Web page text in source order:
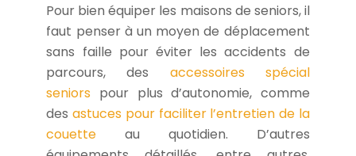
Pour bien équiper les maisons de seniors, il
faut penser à un moyen de déplacement
sans faille pour éviter les accidents de
parcours, des accessoires spécial
seniors pour plus d’autonomie, comme
desastuces pour faciliter l’entretien de la
couette au quotidien. D’autres